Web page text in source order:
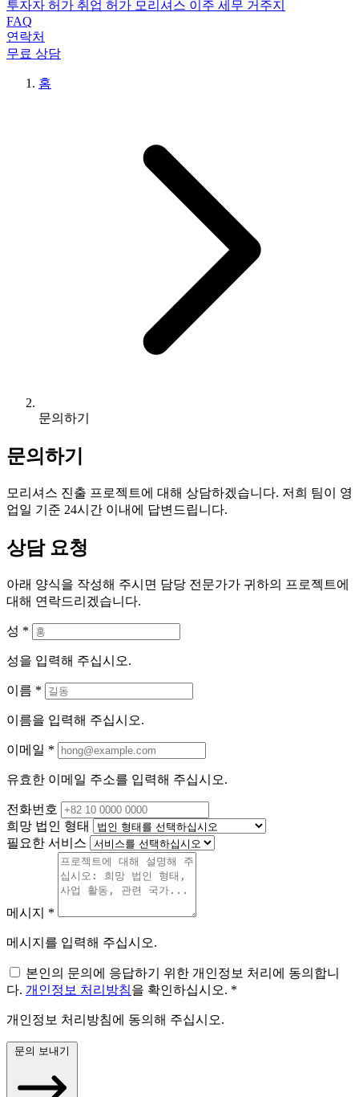
투자자 허가 취업 허가 모리셔스 이주 세무 거주지
FAQ
연락처
무료 상담
홈
문의하기
문의하기
모리셔스 진출 프로젝트에 대해 상담하겠습니다. 저희 팀이 영
업일 기준 24시간 이내에 답변드립니다.
상담 요청
아래 양식을 작성해 주시면 담당 전문가가 귀하의 프로젝트에
대해 연락드리겠습니다.
성 *
성을 입력해 주십시오.
이름 *
이름을 입력해 주십시오.
이메일 *
유효한 이메일 주소를 입력해 주십시오.
전화번호
희망 법인 형태
필요한 서비스
메시지 *
메시지를 입력해 주십시오.
본인의 문의에 응답하기 위한 개인정보 처리에 동의합니
다. 개인정보 처리방침을 확인하십시오. *
개인정보 처리방침에 동의해 주십시오.